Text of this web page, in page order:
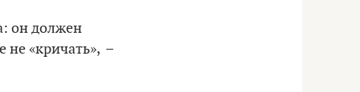
он должен
не «кричать», –